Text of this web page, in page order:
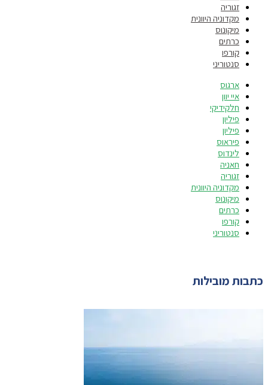
זגוריה
מקדוניה היוונית
מיקונוס
כרתים
קורפו
סנטוריני
ארגוס
איי יוון
חלקידיקי
פיליון
פיליון
פיראוס
לינדוס
חאניה
זגוריה
מקדוניה היוונית
מיקונוס
כרתים
קורפו
סנטוריני
כתבות מובילות